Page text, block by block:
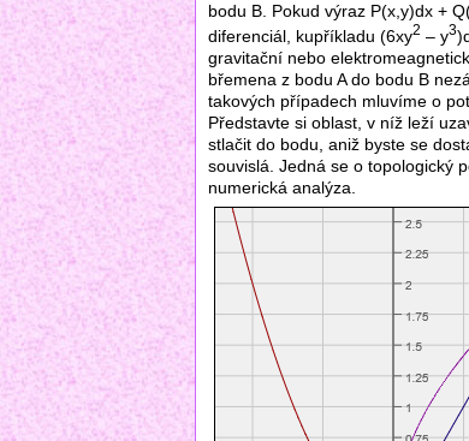
bodu B. Pokud výraz P(x,y)dx +
diferenciál, kupříkladu (6xy2 – y3
gravitační nebo
břemena z bodu A do bodu B
takových případech mluvíme o
Představte si oblast, v níž leží
stlačit do bodu, aniž byste se
souvislá. Jedná se o topologický
numerická analýza.